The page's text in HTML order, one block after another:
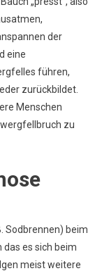
der
eine
führen,
zurückbildet.
Menschen
zu
Sodbrennen) beim
es sich beim
meist weitere